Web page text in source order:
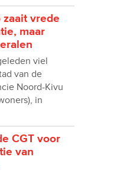
zaait vrede
maar
viel
van de
Noord-Kivu
in
CGT voor
van